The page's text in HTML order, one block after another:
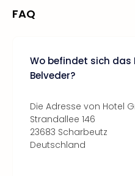
FAQ
Wo befindet sich das
Belveder?
Die Adresse von Hotel
Strandallee 146
23683 Scharbeutz
Deutschland